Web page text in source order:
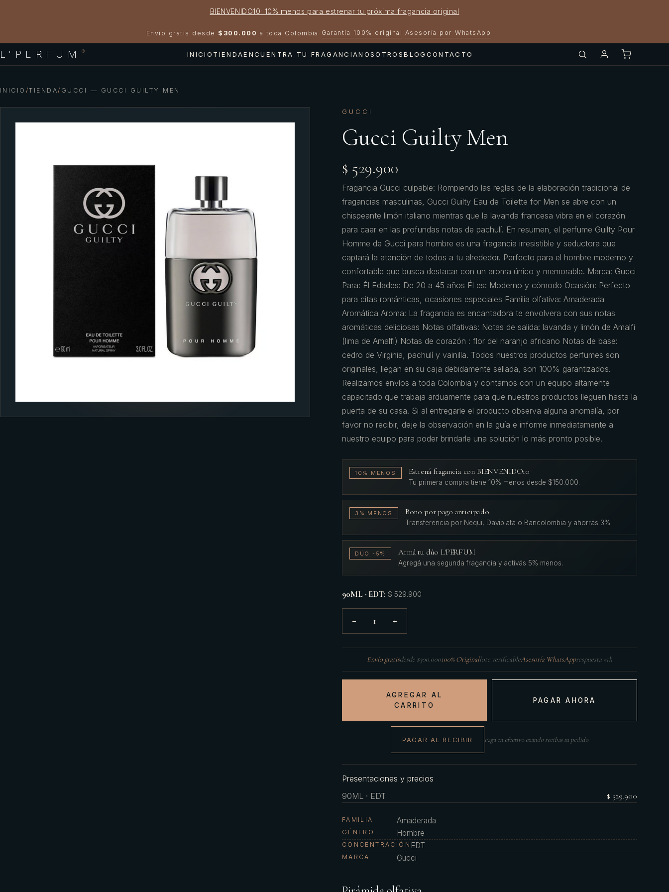
BIENVENIDO10: 10% menos para estrenar tu próxima fragancia original
Envío gratis desde $300.000 a toda Colombia · Garantía 100% original · Asesoría por WhatsApp
L'PERFUM ® INICIO TIENDAENCUENTRA TU FRAGANCIANOSOTROSBLOG CONTACTO
INICIO /TIENDA/ GUCCI — GUCCI GUILTY MEN
GUCCI
Gucci Guilty Men
$ 529.900
Fragancia Gucci culpable: Rompiendo las reglas de la elaboración tradicional de
fragancias masculinas, Gucci Guilty Eau de Toilette for Men se abre con un
chispeante limón italiano mientras que la lavanda francesa vibra en el corazón
para caer en las profundas notas de pachulí. En resumen, el perfume Guilty Pour
Homme de Gucci para hombre es una fragancia irresistible y seductora que
captará la atención de todos a tu alrededor. Perfecto para el hombre moderno y
confortable que busca destacar con un aroma único y memorable. Marca: Gucci
Para: Él Edades: De 20 a 45 años Él es: Moderno y cómodo Ocasión: Perfecto
para citas románticas, ocasiones especiales Familia olfativa: Amaderada
Aromática Aroma: La fragancia es encantadora te envolvera con sus notas
aromáticas deliciosas Notas olfativas: Notas de salida: lavanda y limón de Amalfi
(lima de Amalfi) Notas de corazón : flor del naranjo africano Notas de base:
cedro de Virginia, pachulí y vainilla. Todos nuestros productos perfumes son
originales, llegan en su caja debidamente sellada, son 100% garantizados.
Realizamos envíos a toda Colombia y contamos con un equipo altamente
capacitado que trabaja arduamente para que nuestros productos lleguen hasta la
puerta de su casa. Si al entregarle el producto observa alguna anomalía, por
favor no recibir, deje la observación en la guía e informe inmediatamente a
nuestro equipo para poder brindarle una solución lo más pronto posible.
10% MENOS Estrená fragancia con BIENVENIDO10
Tu primera compra tiene 10% menos desde $150.000.
3% MENOS Bono por pago anticipado
Transferencia por Nequi, Daviplata o Bancolombia y ahorrás 3%.
DÚO -5% Armá tu dúo L'PERFUM
Agregá una segunda fragancia y activás 5% menos.
90ML · EDT: $ 529.900
− 1 +
Envío gratisdesde $300.000100% Originallote verificableAsesoría WhatsApprespuesta <1h
AGREGAR AL
CARRITO
PAGAR AHORA
PAGAR AL RECIBIR Paga en efectivo cuando recibas tu pedido
Presentaciones y precios
90ML · EDT
$ 529.900
FAMILIA Amaderada
GÉNERO Hombre
CONCENTRACIÓN EDT
MARCA Gucci